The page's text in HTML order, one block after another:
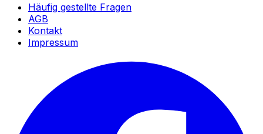
Häufig gestellte Fragen
AGB
Kontakt
Impressum